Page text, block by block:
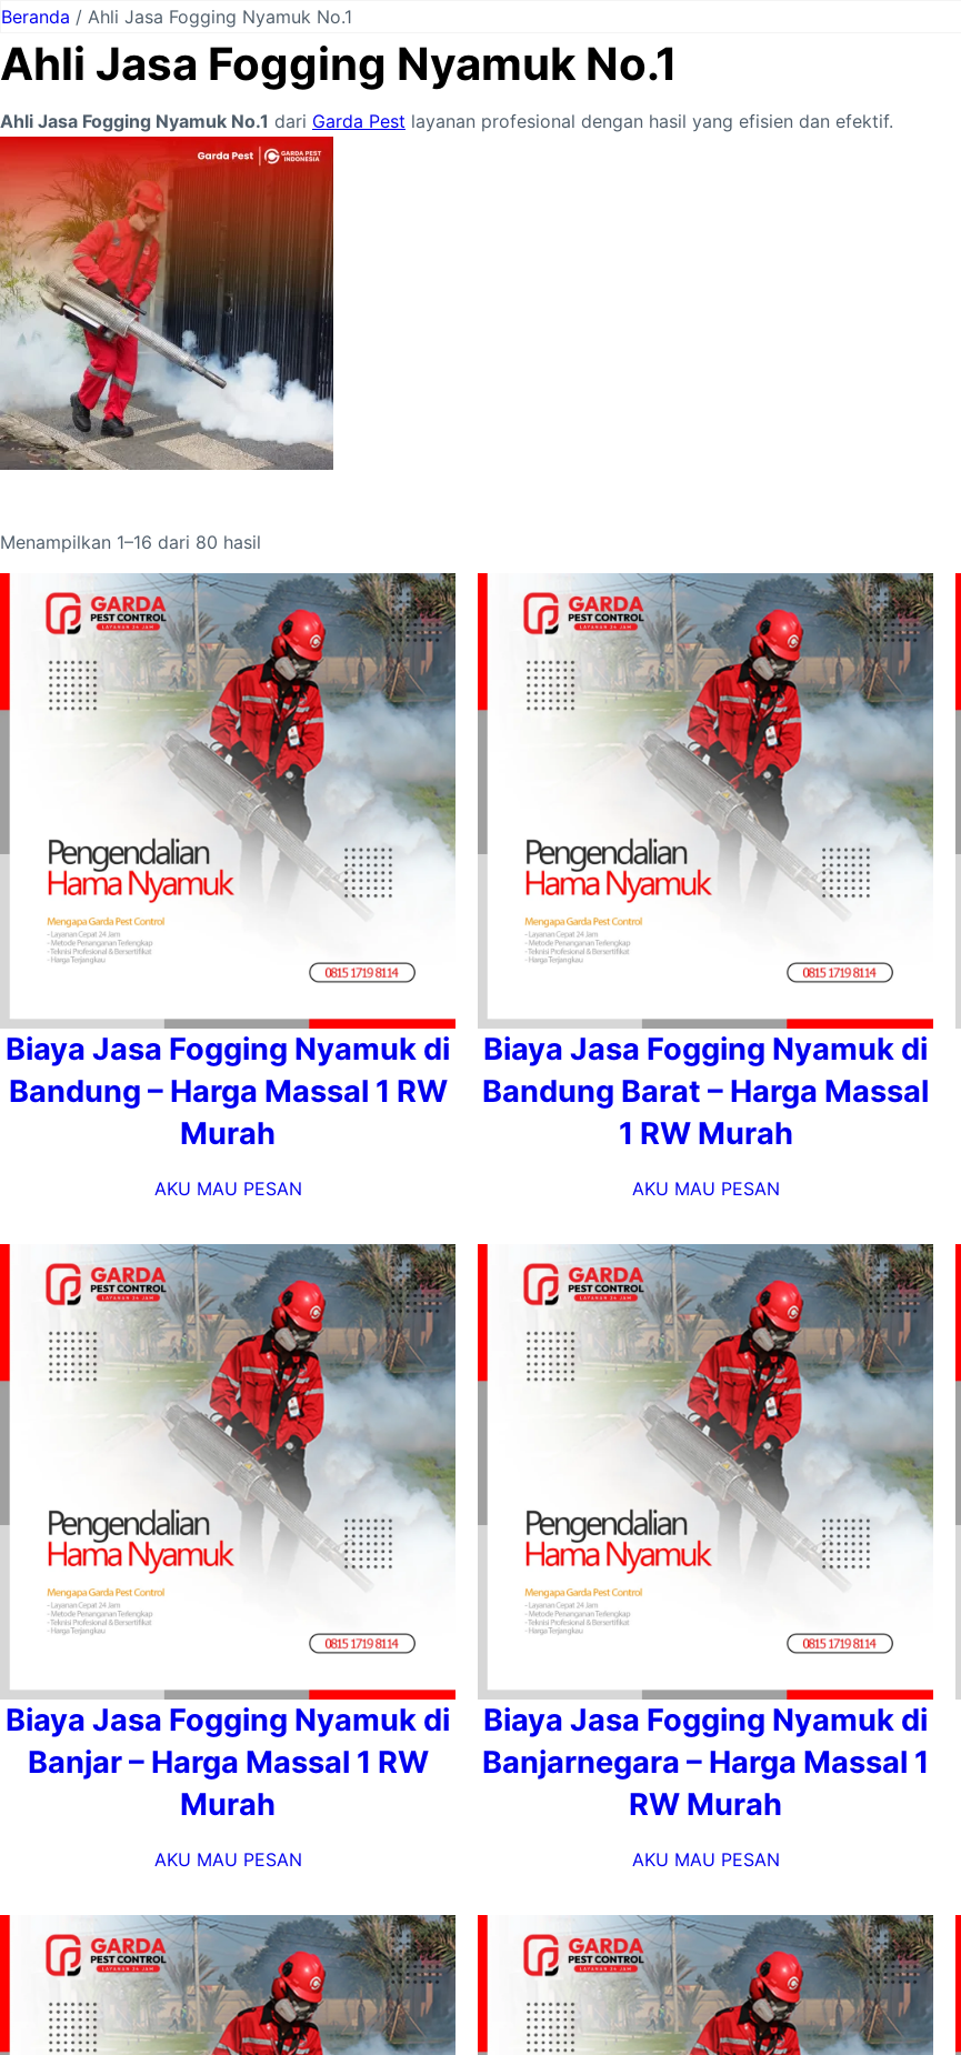
Lewati
ke
konten
Beranda / Ahli Jasa Fogging Nyamuk No.1
Ahli Jasa Fogging Nyamuk No.1
Ahli Jasa Fogging Nyamuk No.1 dari Garda Pest layanan profesional dengan hasil yang efisien dan efektif.
Menampilkan 1–16 dari 80 hasil
Biaya Jasa Fogging Nyamuk di
Bandung – Harga Massal 1 RW
Murah
AKU MAU PESAN
Biaya Jasa Fogging Nyamuk di
Bandung Barat – Harga Massal
1 RW Murah
AKU MAU PESAN
Biaya Jasa Fogging Nyamuk di
Banjar – Harga Massal 1 RW
Murah
AKU MAU PESAN
Biaya Jasa Fogging Nyamuk di
Banjarnegara – Harga Massal 1
RW Murah
AKU MAU PESAN